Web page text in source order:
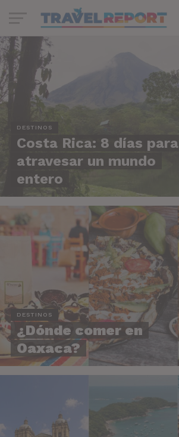
DESTINOS
Costa Rica: 8 días para
atravesar un mundo
entero
DESTINOS
¿Dónde comer en
Oaxaca?